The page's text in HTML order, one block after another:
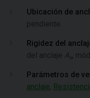
Ubicación de
pendiente.
Rigidez del
del anclaje As,
Parámetros de
anclaje,